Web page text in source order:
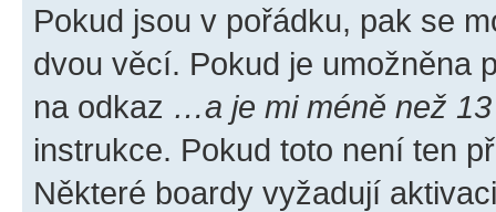
Pokud jsou v pořádku, pak se
dvou věcí. Pokud je umožněna
na odkaz …a je mi méně než
instrukce. Pokud toto není ten
Některé boardy vyžadují